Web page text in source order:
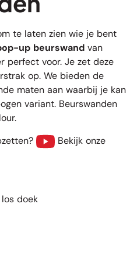
te laten zien wie je bent
up beurswand van
perfect voor. Je zet deze
op. We bieden de
maten aan waarbij je kan
variant. Beurswanden
Bekijk onze
doek